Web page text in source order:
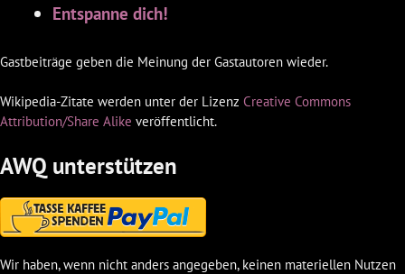
Entspanne dich!
Gastbeiträge geben die Meinung der Gastautoren wieder.
Wikipedia-Zitate werden unter der Lizenz Creative Commons
Attribution/Share Alike veröffentlicht.
AWQ unterstützen
Wir haben, wenn nicht anders angegeben, keinen materiellen Nutzen